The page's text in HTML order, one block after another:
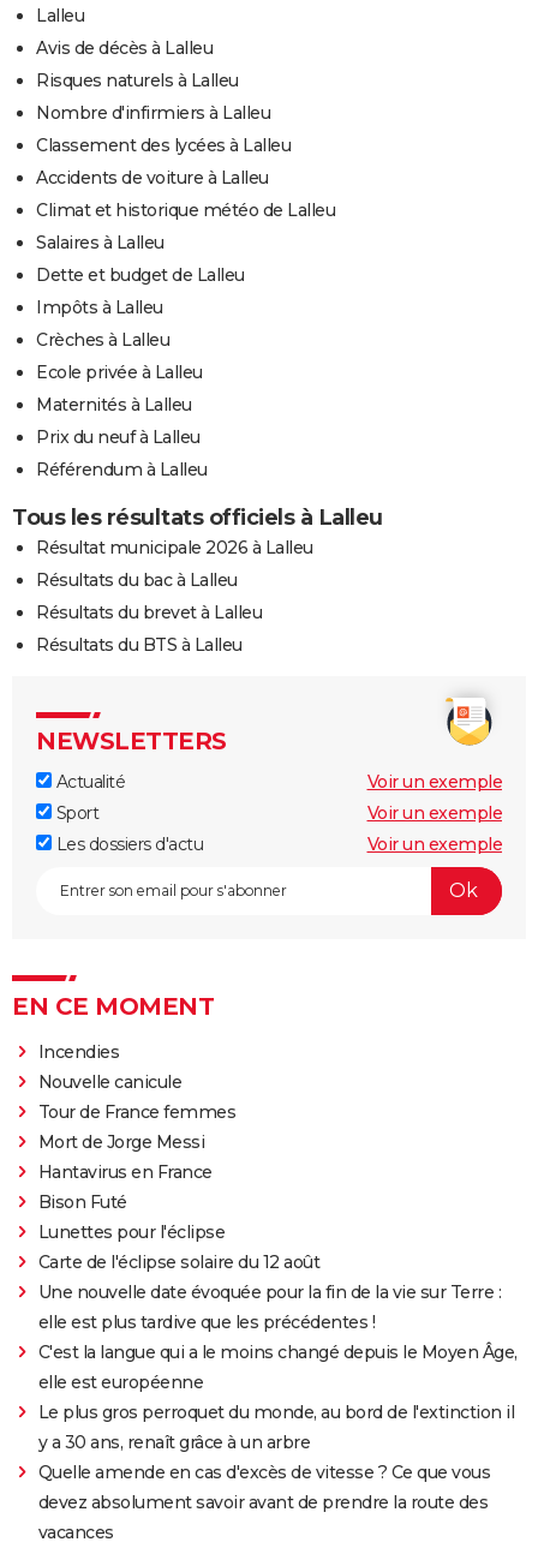
Lalleu
Avis de décès à Lalleu
Risques naturels à Lalleu
Nombre d'infirmiers à Lalleu
Classement des lycées à Lalleu
Accidents de voiture à Lalleu
Climat et historique météo de Lalleu
Salaires à Lalleu
Dette et budget de Lalleu
Impôts à Lalleu
Crèches à Lalleu
Ecole privée à Lalleu
Maternités à Lalleu
Prix du neuf à Lalleu
Référendum à Lalleu
Tous les résultats officiels à Lalleu
Résultat municipale 2026 à Lalleu
Résultats du bac à Lalleu
Résultats du brevet à Lalleu
Résultats du BTS à Lalleu
NEWSLETTERS
Actualité
Voir un exemple
Sport
Voir un exemple
Les dossiers d'actu
Voir un exemple
EN CE MOMENT
Incendies
Nouvelle canicule
Tour de France femmes
Mort de Jorge Messi
Hantavirus en France
Bison Futé
Lunettes pour l'éclipse
Carte de l'éclipse solaire du 12 août
Une nouvelle date évoquée pour la fin de la vie sur Terre :
elle est plus tardive que les précédentes !
C'est la langue qui a le moins changé depuis le Moyen Âge,
elle est européenne
Le plus gros perroquet du monde, au bord de l'extinction il
y a 30 ans, renaît grâce à un arbre
Quelle amende en cas d'excès de vitesse ? Ce que vous
devez absolument savoir avant de prendre la route des
vacances